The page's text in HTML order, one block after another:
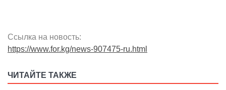
Ссылка на новость:
https://www.for.kg/news-907475-ru.html
ЧИТАЙТЕ ТАКЖЕ